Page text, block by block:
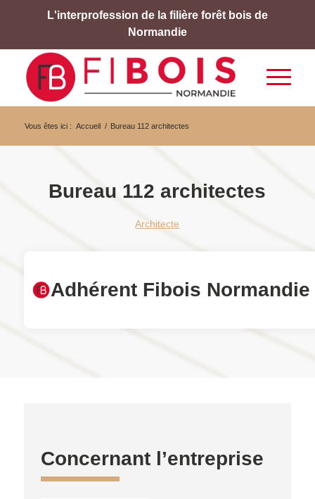
L'interprofession de la filière forêt bois de
Normandie
Vous êtes ici : Accueil / Bureau 112 architectes
Bureau 112 architectes
Architecte
Adhérent Fibois Normandie
Concernant l’entreprise